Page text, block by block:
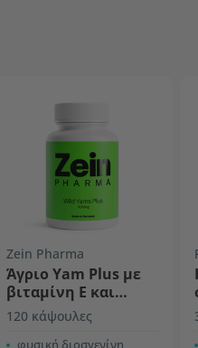
Zein Pharma
Άγριο Yam Plus με
βιταμίνη Ε και
ψευδάργυρο
120 κάψουλες
φυσική διοσγενίνη